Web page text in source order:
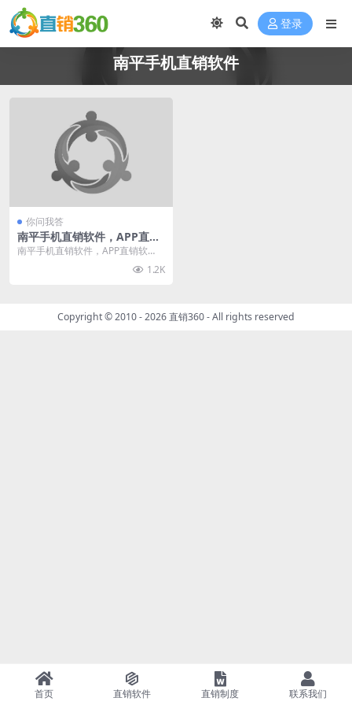
登录
南平手机直销软件
你问我答
南平手机直销软件，APP直销
软件，微信直销软件开发
南平手机直销软件，APP直销软
1.2K
Copyright © 2010 - 2026直销360- All rights reserved
首页 直销软件 直销制度 联系我们